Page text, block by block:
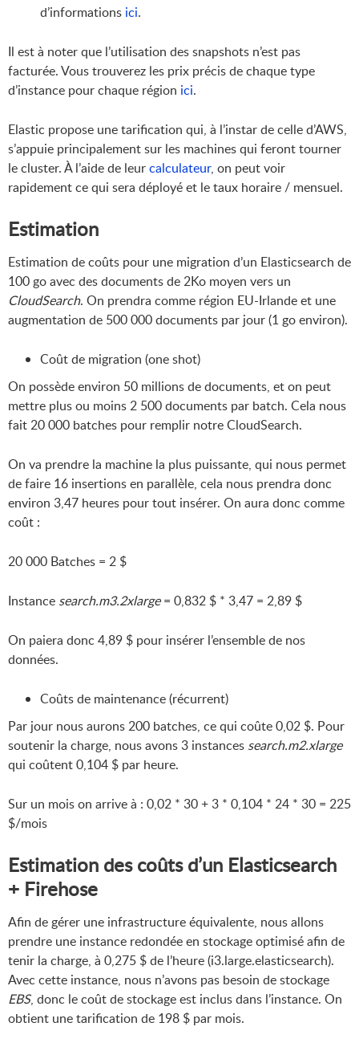
d’informations ici.
Il est à noter que l’utilisation des snapshots n’est pas
facturée. Vous trouverez les prix précis de chaque type
d’instance pour chaque région ici.
Elastic propose une tarification qui, à l’instar de celle d’AWS,
s’appuie principalement sur les machines qui feront tourner
le cluster. À l’aide de leurcalculateur, on peut voir
rapidement ce qui sera déployé et le taux horaire / mensuel.
Estimation
Estimation de coûts pour une migration d’un Elasticsearch de
100 go avec des documents de 2Ko moyen vers un
CloudSearch. On prendra comme région EU-Irlande et une
augmentation de 500 000 documents par jour (1 go environ).
Coût de migration (one shot)
On possède environ 50 millions de documents, et on peut
mettre plus ou moins 2 500 documents par batch. Cela nous
fait 20 000 batches pour remplir notre CloudSearch.
On va prendre la machine la plus puissante, qui nous permet
de faire 16 insertions en parallèle, cela nous prendra donc
environ 3,47 heures pour tout insérer. On aura donc comme
coût :
20 000 Batches = 2 $
Instance search.m3.2xlarge= 0,832 $ * 3,47 = 2,89 $
On paiera donc 4,89 $ pour insérer l’ensemble de nos
données.
Coûts de maintenance (récurrent)
Par jour nous aurons 200 batches, ce qui coûte 0,02 $. Pour
soutenir la charge, nous avons 3 instances search.m2.xlarge
qui coûtent 0,104 $ par heure.
Sur un mois on arrive à : 0,02 * 30 + 3 * 0,104 * 24 * 30 = 225
$/mois
Estimation des coûts d’un Elasticsearch
+ Firehose
Afin de gérer une infrastructure équivalente, nous allons
prendre une instance redondée en stockage optimisé afin de
tenir la charge, à 0,275 $ de l’heure (i3.large.elasticsearch).
Avec cette instance, nous n’avons pas besoin de stockage
EBS, donc le coût de stockage est inclus dans l’instance. On
obtient une tarification de 198 $ par mois.